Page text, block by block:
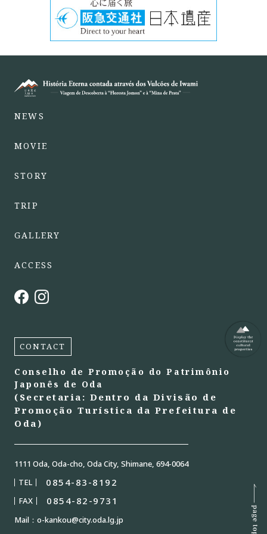
NEWS
MOVIE
STORY
TRIP
GALLERY
ACCESS
CONTACT
Conselho de Promoção do Patrimônio
Japonês de Oda
(Secretaria: Dentro da Divisão de
Promoção Turística da Prefeitura de
Oda)
1111 Oda, Oda-cho, Oda City, Shimane, 694-0064
TEL
0854-83-8192
FAX 0854-82-9731
Mail：o-kankou@city.oda.lg.jp